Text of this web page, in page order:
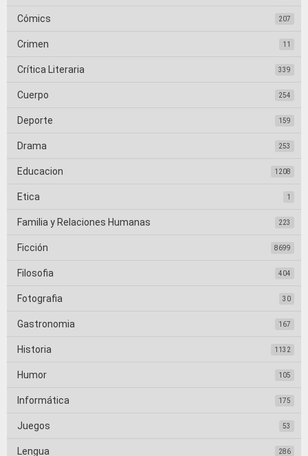
Cómics 207
Crimen 11
Crítica Literaria 339
Cuerpo 254
Deporte 159
Drama 253
Educacion 1208
Etica 1
Familia y Relaciones Humanas 223
Ficción 8699
Filosofia 404
Fotografia 30
Gastronomia 167
Historia 1132
Humor 105
Informática 175
Juegos 53
Lengua 286